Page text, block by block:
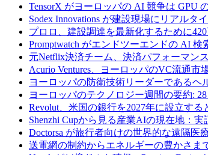
TensorX がヨーロッパの AI 競争は GPU
Sodex Innovations が建設現場にリアル
プロロ、建設調達を最新化するために
Promptwatch がエンドツーエンドの AI
元Netflix決済チーム、決済パフォーマン
Acurio Ventures、ヨーロッパのVC流通
ヨーロッパの防衛技術リーダーであるヘ
ヨーロッパのテクノロジー週間の要約:
Revolut、米国の銀行を2027年に設立する
Shenzhi Cupから見る産業AIの現在地：
Doctorsa が旅行者向けの世界的な遠隔医
送電網の制約からエネルギーの豊かさま